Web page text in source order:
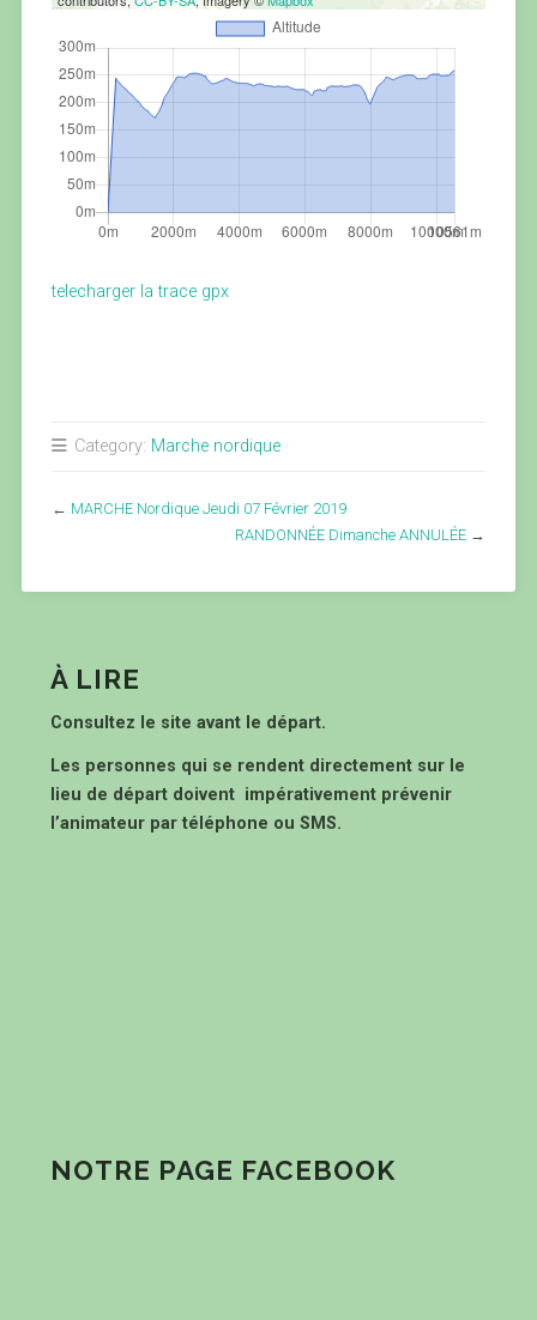
telecharger la trace gpx
Category: Marche nordique
← MARCHE Nordique Jeudi 07 Février 2019
RANDONNÉE Dimanche ANNULÉE →
À LIRE
Consultez le site avant le départ.
Les personnes qui se rendent directement sur le
lieu de départ doivent impérativement prévenir
l’animateur par téléphone ou SMS.
NOTRE PAGE FACEBOOK